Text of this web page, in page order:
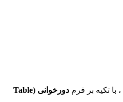
، با تکیه بر فرم دورخوانی (Table